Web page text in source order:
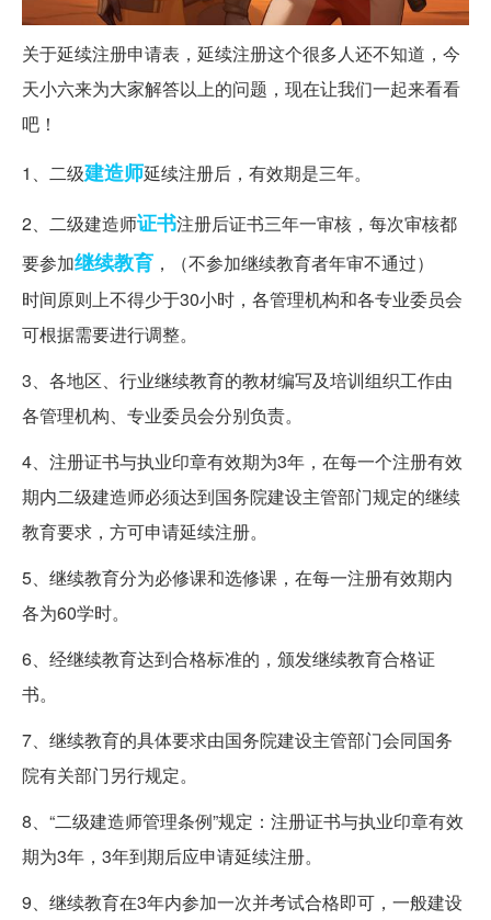
关于延续注册申请表，延续注册这个很多人还不知道，今
天小六来为大家解答以上的问题，现在让我们一起来看看
吧！
1、二级建造师延续注册后，有效期是三年。
2、二级建造师证书注册后证书三年一审核，每次审核都
要参加继续教育 ，（不参加继续教育者年审不通过）
时间原则上不得少于30小时，各管理机构和各专业委员会
可根据需要进行调整。
3、各地区、行业继续教育的教材编写及培训组织工作由
各管理机构、专业委员会分别负责。
4、注册证书与执业印章有效期为3年，在每一个注册有效
期内二级建造师必须达到国务院建设主管部门规定的继续
教育要求，方可申请延续注册。
5、继续教育分为必修课和选修课，在每一注册有效期内
各为60学时。
6、经继续教育达到合格标准的，颁发继续教育合格证
书。
7、继续教育的具体要求由国务院建设主管部门会同国务
院有关部门另行规定。
8、“二级建造师管理条例”规定：注册证书与执业印章有效
期为3年，3年到期后应申请延续注册。
9、继续教育在3年内参加一次并考试合格即可，一般建设